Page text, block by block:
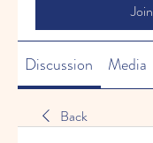
Join
Discussion Media
Back